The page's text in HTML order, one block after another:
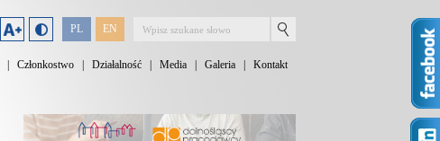
PL EN
Członkostwo Działalność Media Galeria Kontakt